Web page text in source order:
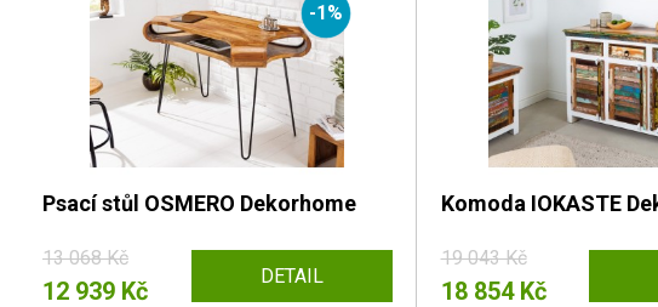
-1%
Psací stůl OSMERO Dekorhome
13 068 Kč
12 939 Kč DETAIL
Komoda IOKASTE
19 043 Kč
18 854 Kč